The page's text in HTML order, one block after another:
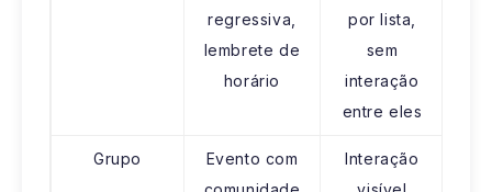
regressiva,
lembrete de
horário
por lista,
sem
interação
entre eles
Grupo
Evento com
Interação